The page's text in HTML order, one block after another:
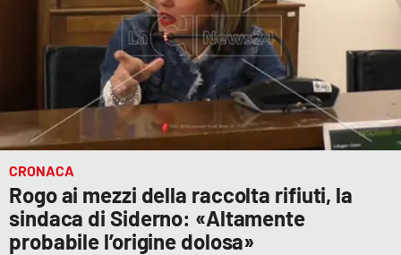
CRONACA
Rogo ai mezzi della raccolta rifiuti, la
sindaca di Siderno: «Altamente
probabile l’origine dolosa»